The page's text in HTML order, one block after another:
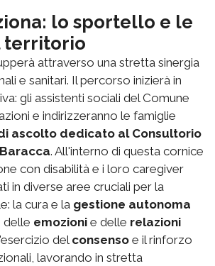
lo sportello e le
territorio
attraverso una stretta sinergia
e sanitari. Il percorso inizierà in
gli assistenti sociali del Comune
e indirizzeranno le famiglie
ascolto dedicato al Consultorio
. All'interno di questa cornice
con disabilità e i loro caregiver
in diverse aree cruciali per la
la cura e la gestione autonoma
delle emozioni e delle relazioni
delconsenso e il rinforzo
lavorando in stretta